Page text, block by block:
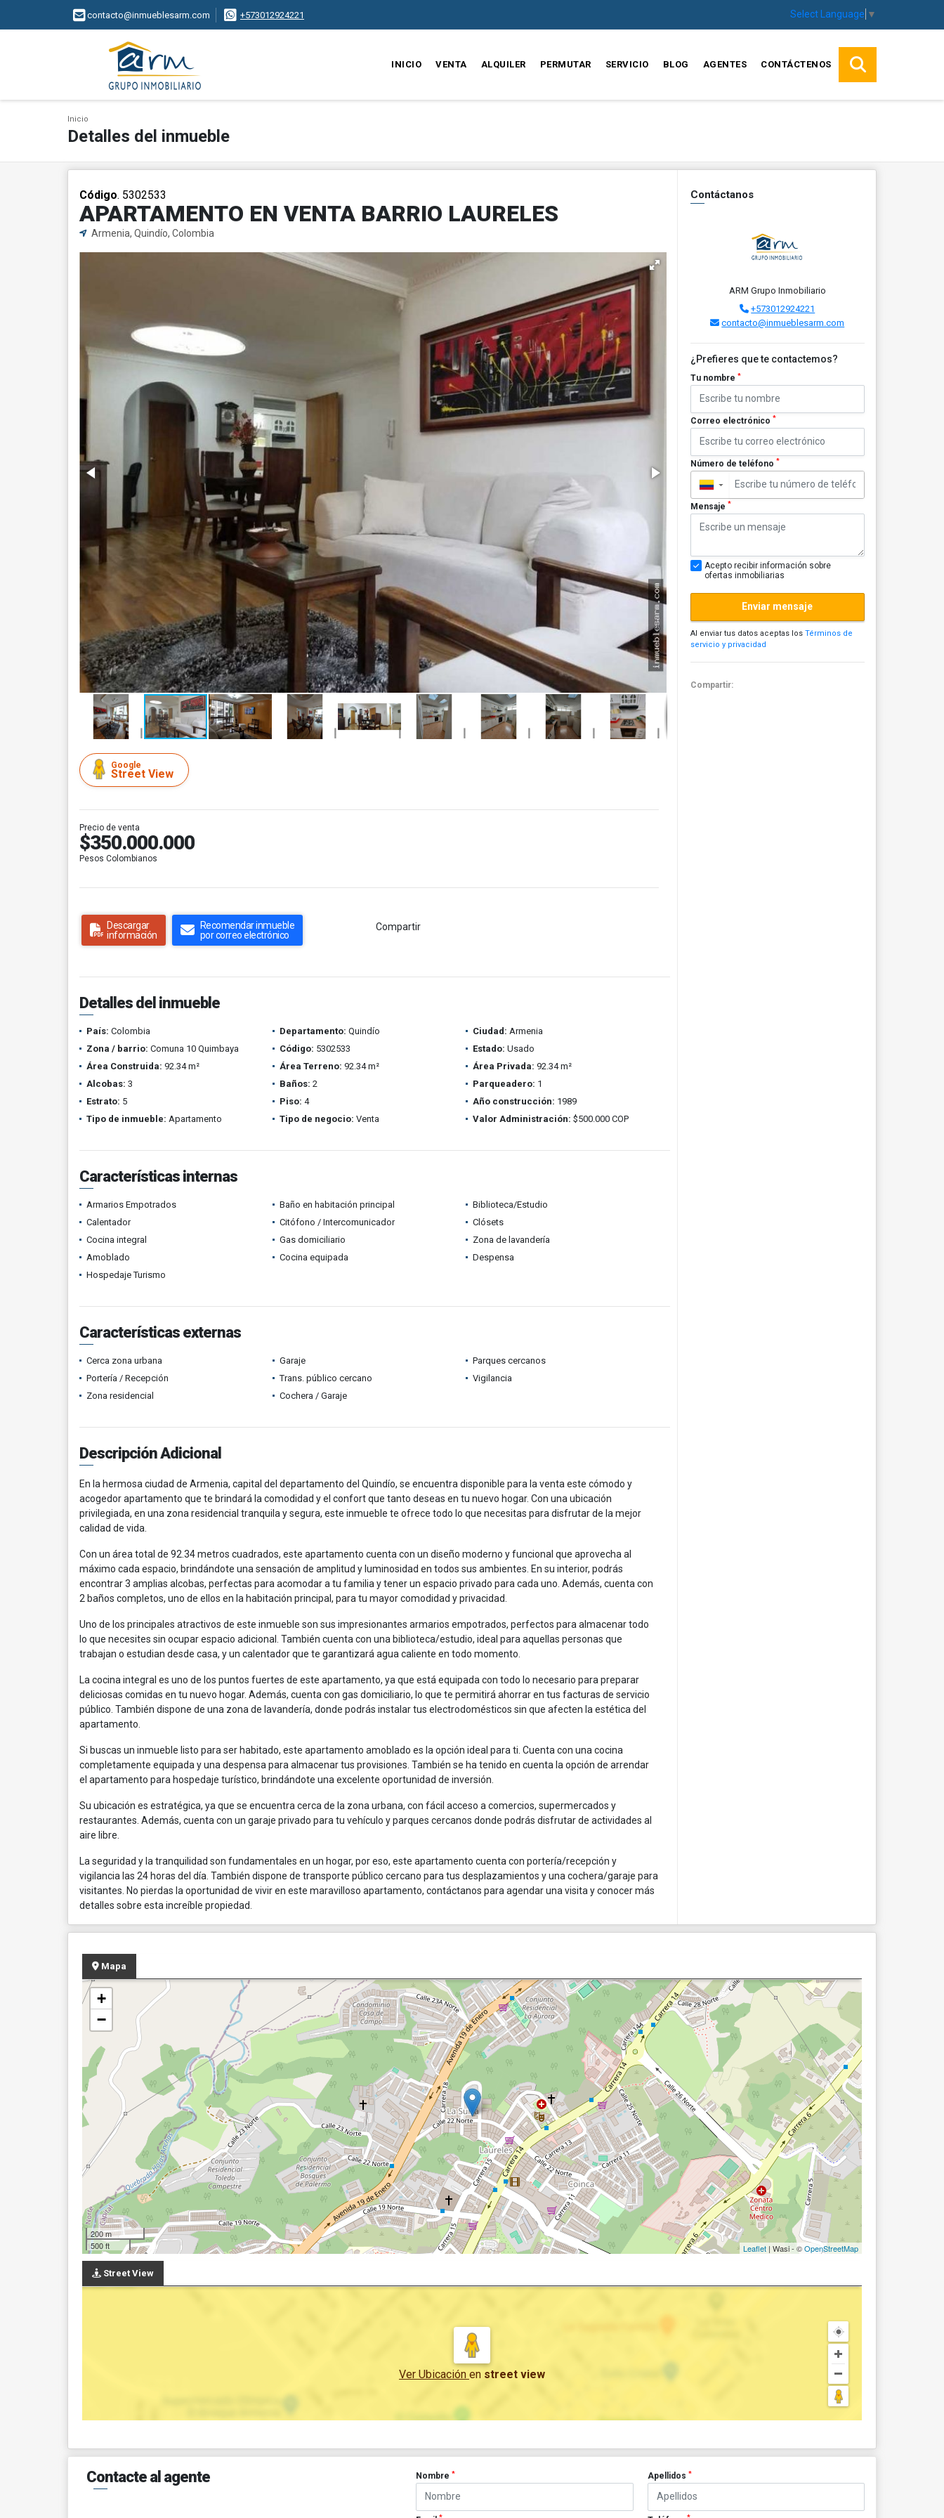
contacto@inmueblesarm.com +573012924221 Select Language ▼
INICIO VENTA ALQUILER PERMUTAR SERVICIO BLOG AGENTES CONTÁCTENOS
Inicio
Detalles del inmueble
Código. 5302533
APARTAMENTO EN VENTA BARRIO LAURELES
Armenia, Quindío, Colombia
Google
Street View
Precio de venta
$350.000.000
Pesos Colombianos
Descargar
información
Recomendar inmueble
por correo electrónico
Compartir
Detalles del inmueble
País: Colombia Departamento: Quindío Ciudad: Armenia
Zona / barrio: Comuna 10 Quimbaya Código: 5302533 Estado: Usado
Área Construida: 92.34 m² Área Terreno: 92.34 m² Área Privada: 92.34 m²
Alcobas: 3 Baños: 2 Parqueadero: 1
Estrato: 5 Piso: 4 Año construcción: 1989
Tipo de inmueble: Apartamento Tipo de negocio: Venta Valor Administración: $500.000 COP
Características internas
Armarios Empotrados Baño en habitación principal
Biblioteca/Estudio
Calentador
Citófono / Intercomunicador
Clósets
Cocina integral
Gas domiciliario
Zona de lavandería
Amoblado
Cocina equipada
Despensa
Hospedaje Turismo
Características externas
Cerca zona urbana Garaje
Parques cercanos
Portería / Recepción
Trans. público cercano
Vigilancia
Zona residencial
Cochera / Garaje
Descripción Adicional
En la hermosa ciudad de Armenia, capital del departamento del Quindío, se encuentra disponible para la venta este cómodo y
acogedor apartamento que te brindará la comodidad y el confort que tanto deseas en tu nuevo hogar. Con una ubicación
privilegiada, en una zona residencial tranquila y segura, este inmueble te ofrece todo lo que necesitas para disfrutar de la mejor
calidad de vida.
Con un área total de 92.34 metros cuadrados, este apartamento cuenta con un diseño moderno y funcional que aprovecha al
máximo cada espacio, brindándote una sensación de amplitud y luminosidad en todos sus ambientes. En su interior, podrás
encontrar 3 amplias alcobas, perfectas para acomodar a tu familia y tener un espacio privado para cada uno. Además, cuenta con
2 baños completos, uno de ellos en la habitación principal, para tu mayor comodidad y privacidad.
Uno de los principales atractivos de este inmueble son sus impresionantes armarios empotrados, perfectos para almacenar todo
lo que necesites sin ocupar espacio adicional. También cuenta con una biblioteca/estudio, ideal para aquellas personas que
trabajan o estudian desde casa, y un calentador que te garantizará agua caliente en todo momento.
La cocina integral es uno de los puntos fuertes de este apartamento, ya que está equipada con todo lo necesario para preparar
deliciosas comidas en tu nuevo hogar. Además, cuenta con gas domiciliario, lo que te permitirá ahorrar en tus facturas de servicio
público. También dispone de una zona de lavandería, donde podrás instalar tus electrodomésticos sin que afecten la estética del
apartamento.
Si buscas un inmueble listo para ser habitado, este apartamento amoblado es la opción ideal para ti. Cuenta con una cocina
completamente equipada y una despensa para almacenar tus provisiones. También se ha tenido en cuenta la opción de arrendar
el apartamento para hospedaje turístico, brindándote una excelente oportunidad de inversión.
Su ubicación es estratégica, ya que se encuentra cerca de la zona urbana, con fácil acceso a comercios, supermercados y
restaurantes. Además, cuenta con un garaje privado para tu vehículo y parques cercanos donde podrás disfrutar de actividades al
aire libre.
La seguridad y la tranquilidad son fundamentales en un hogar, por eso, este apartamento cuenta con portería/recepción y
vigilancia las 24 horas del día. También dispone de transporte público cercano para tus desplazamientos y una cochera/garaje para
visitantes. No pierdas la oportunidad de vivir en este maravilloso apartamento, contáctanos para agendar una visita y conocer más
detalles sobre esta increíble propiedad.
Contáctanos
ARM Grupo Inmobiliario
+573012924221
contacto@inmueblesarm.com
¿Prefieres que te contactemos?
Tu nombre *
Correo electrónico *
Número de teléfono *
▼
Mensaje *
Acepto recibir información sobre
ofertas inmobiliarias
Enviar mensaje
Al enviar tus datos aceptas los Términos de
servicio y privacidad
Compartir:
Mapa
+
−
200 m
500 ft
Leaflet | Wasi - ©OpenStreetMap
Street View
Ver Ubicación en street view
Contacte al agente Nombre* Apellidos *